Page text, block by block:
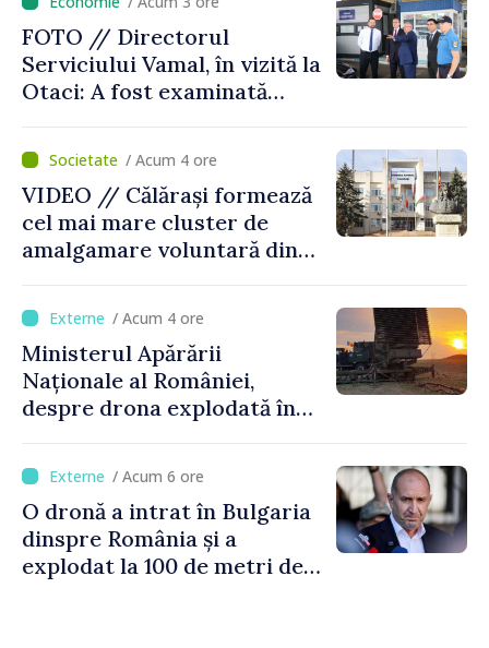
consumul în orele de vârf
FOTO // Directorul
Serviciului Vamal, în vizită la
Otaci: A fost examinată
control vamal cu un scanner
performant/ Acum 4 ore
VIDEO // Călărași formează
cel mai mare cluster de
amalgamare voluntară din
orășenesc a aprobat decizia
finală
/ Acum 4 ore
Ministerul Apărării
Naționale al României,
despre drona explodată în
nu au detectat niciun
vehicul aerian”
/ Acum 6 ore
O dronă a intrat în Bulgaria
dinspre România și a
explodat la 100 de metri de